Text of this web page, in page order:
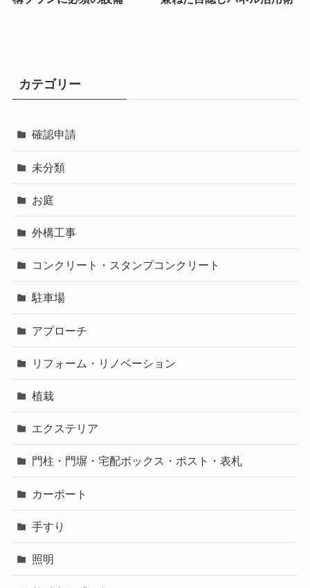
カテゴリー
確認申請
未分類
お庭
外構工事
コンクリート・スタンプコンクリート
駐車場
アプローチ
リフォーム・リノベーション
植栽
エクステリア
門柱・門塀・宅配ボックス・ポスト・表札
カーポート
手すり
照明